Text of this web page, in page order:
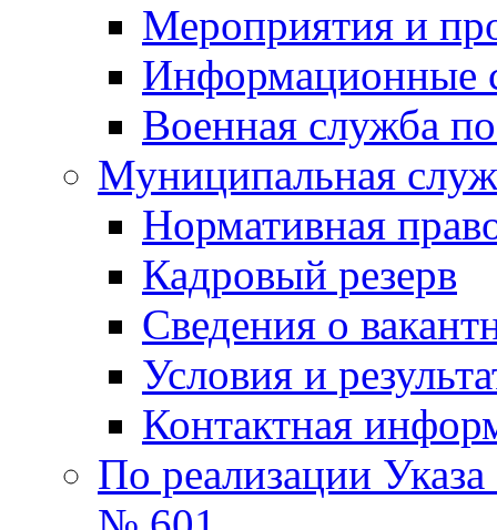
Мероприятия и
Информационные
Военная служба
Муниципальная
Нормативная
Кадровый резерв
Сведения о
Условия и
Контактная
По реализации